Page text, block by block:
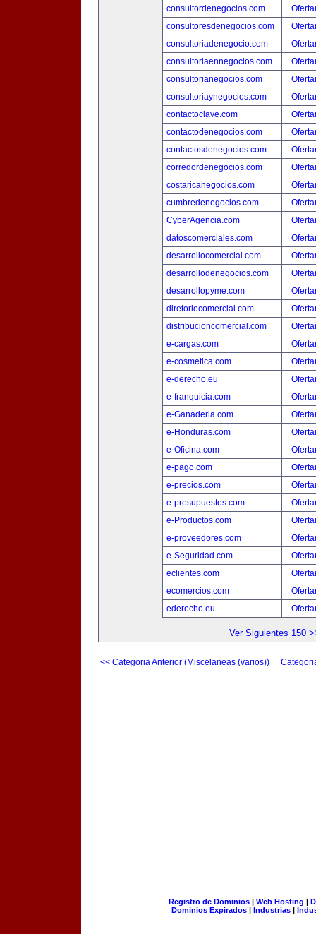
consultordenegocios.com
consultoresdenegocios.com
consultoriadenegocio.com
consultoriaennegocios.com
consultorianegocios.com
consultoriaynegocios.com
contactoclave.com
contactodenegocios.com
contactosdenegocios.com
corredordenegocios.com
costaricanegocios.com
cumbredenegocios.com
CyberAgencia.com
datoscomerciales.com
desarrollocomercial.com
desarrollodenegocios.com
desarrollopyme.com
diretoriocomercial.com
distribucioncomercial.com
e-cargas.com
e-cosmetica.com
e-derecho.eu
e-franquicia.com
e-Ganaderia.com
e-Honduras.com
e-Oficina.com
e-pago.com
e-precios.com
e-presupuestos.com
e-Productos.com
e-proveedores.com
e-Seguridad.com
eclientes.com
ecomercios.com
ederecho.eu
Ver Siguientes 150
<< Categoria Anterior (Miscelaneas (varios))
Registro de Dominios| Web Hosting |
Dominios Expirados | Industrias |